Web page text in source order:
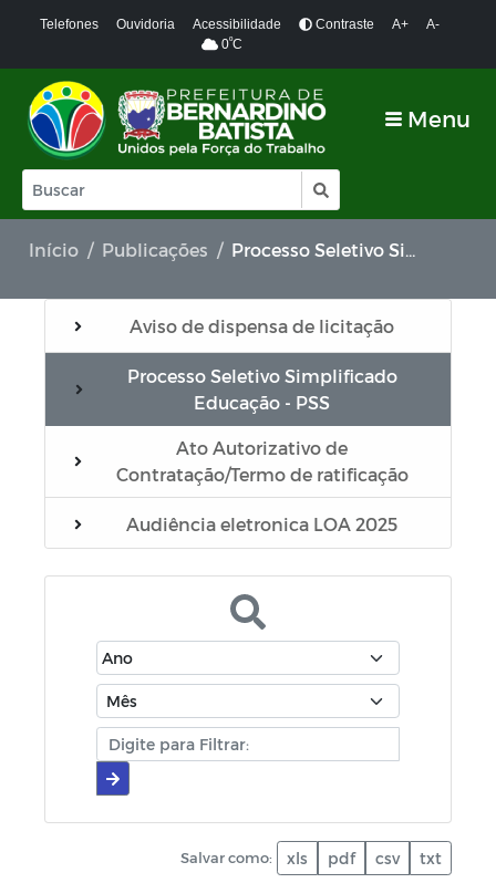
Telefones Ouvidoria Acessibilidade Contraste A+
A-
0ºC
Menu
Início Publicações Processo Seletivo Simplificado Educação - PSS
Aviso de dispensa de licitação
Processo Seletivo Simplificado
Educação - PSS
Ato Autorizativo de
Contratação/Termo de ratificação
Audiência eletronica LOA 2025
Editais
Manuais
Diário oficial
Escala Médica
Salvar como: xls pdf csv txt